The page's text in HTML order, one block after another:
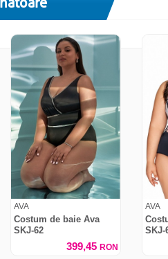
AVA
Costum de baie Ava
SKJ-62
399,45 RON
AVA
SKJ-